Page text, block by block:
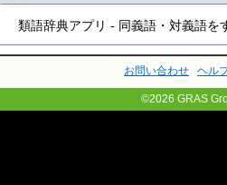
類語辞典アプリ - 同義語・対義語を
お問い合わせ ヘル
©2026 GRAS